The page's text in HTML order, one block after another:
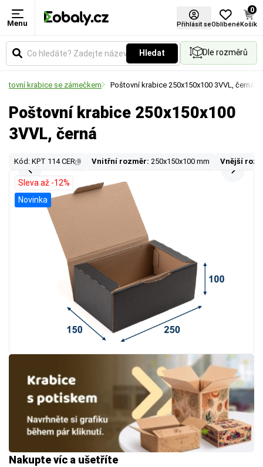
Menu Přihlásit seOblíbené
0
Košík
Hledat Dle rozměrů
krabice se zámečkem Poštovní krabice 250x150x100 3VVL, černá
Poštovní krabice 250x150x100
3VVL, černá
Kód: KPT 114 CER Vnitřní rozměr: 250x150x100 mm Vnější
Nakupte víc a ušetříte
Sleva až -12%
Novinka